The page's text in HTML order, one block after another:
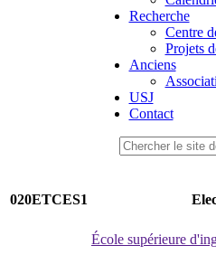
Recherche
Centre
Projets
Anciens
USJ
Contact
020ETCES1
École supérieure